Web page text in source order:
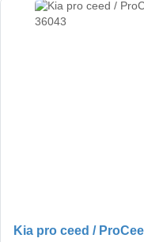
Kia pro ceed /